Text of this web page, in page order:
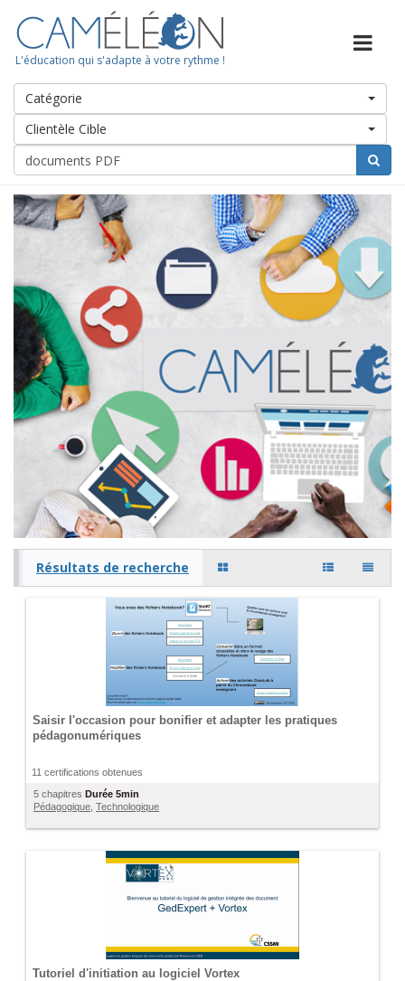
L'éducation qui s'adapte à votre rythme !
Catégorie
Clientèle Cible
Résultats de recherche
Saisir l'occasion pour bonifier et adapter les pratiques
pédagonumériques
11 certifications obtenues
5 chapitres Durée 5min
Pédagogique Technologique
Tutoriel d'initiation au logiciel Vortex